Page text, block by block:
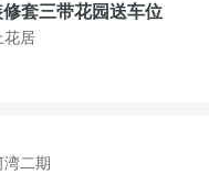
套三带花园送车位
花居
湾二期